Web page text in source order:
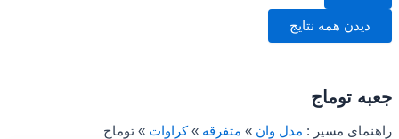
دیدن همه نتایج
جعبه توماج
راهنمای مسیر : مدل وان » متفرقه »کراوات » توماج